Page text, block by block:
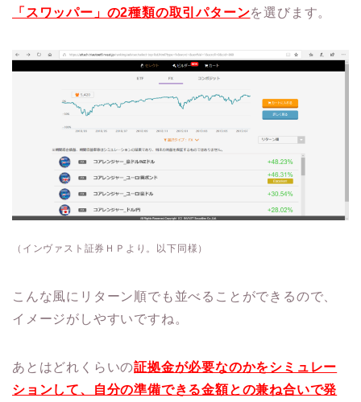
「スワッパー」の2種類の取引パターンを選びます。
（インヴァスト証券ＨＰより。以下同様）
こんな風にリターン順でも並べることができるので、
イメージがしやすいですね。
あとはどれくらいの証拠金が必要なのかをシミュレー
ションして、自分の準備できる金額との兼ね合いで発